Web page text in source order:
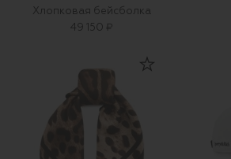
Хлопковая бейсболка
49 150 ₽